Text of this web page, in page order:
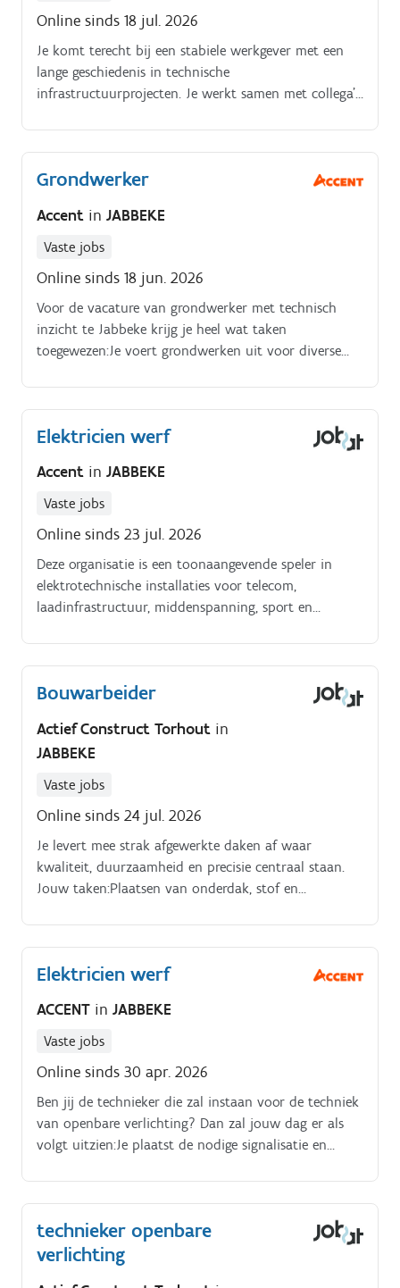
Online sinds 18 jul. 2026
Je komt terecht bij een stabiele werkgever met een
lange geschiedenis in technische
infrastructuurprojecten. Je werkt samen met collega's
Grondwerker
Accent in JABBEKE
Vaste jobs
Online sinds 18 jun. 2026
Voor de vacature van grondwerker met technisch
inzicht te Jabbeke krijg je heel wat taken
toegewezen:Je voert grondwerken uit voor diverse
verplaatsen en verwijderen van
infrastructuurelementen. Je werkt mee aan
voorbereidende werken voor technische installaties
sportverlichting. Je leert technische taken en krijgt de
kans om door te groeien binnen ons bedrijf.
Elektricien werf
Accent in JABBEKE
Vaste jobs
Online sinds 23 jul. 2026
Deze organisatie is een toonaangevende speler in
elektrotechnische installaties voor telecom,
laadinfrastructuur, middenspanning, sport en
een sterke groep met 250 medewerkers en 8
vestigingen in België en Noord Frankrijk.
Bouwarbeider
Actief Construct Torhout in
JABBEKE
Vaste jobs
Online sinds 24 jul. 2026
Je levert mee strak afgewerkte daken af waar
kwaliteit, duurzaamheid en precisie centraal staan.
Jouw taken:Plaatsen van onderdak, stof en
Elektricien werf
ACCENT in JABBEKE
Vaste jobs
Online sinds 30 apr. 2026
Ben jij de technieker die zal instaan voor de techniek
van openbare verlichting? Dan zal jouw dag er als
volgt uitzien:Je plaatst de nodige signalisatie en
technieker openbare
verlichting